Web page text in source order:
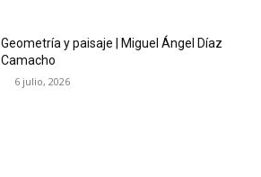
Geometría y paisaje | Miguel Ángel Díaz
Camacho
6 julio, 2026